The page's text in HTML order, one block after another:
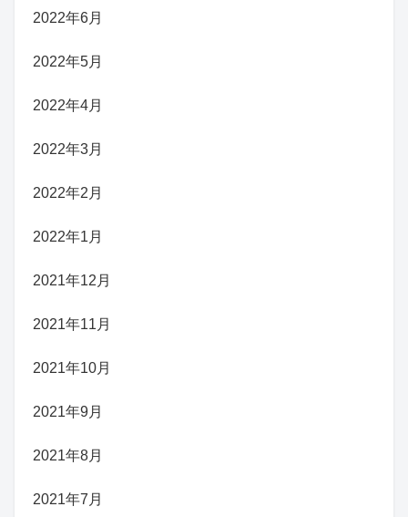
2022年6月
2022年5月
2022年4月
2022年3月
2022年2月
2022年1月
2021年12月
2021年11月
2021年10月
2021年9月
2021年8月
2021年7月